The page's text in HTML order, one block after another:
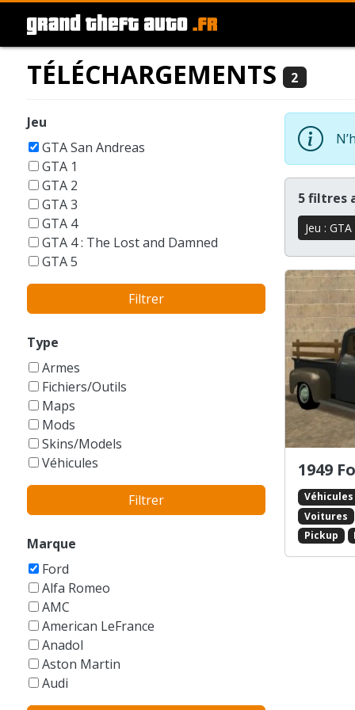
TÉLÉCHARGEMENTS 2
Jeu
GTA San Andreas
GTA 1
GTA 2
GTA 3
GTA 4
GTA 4 : The Lost and Damned
GTA 5
GTA 6
GTA Liberty City Stories
GTA London 1969
GTA Vice City
Filtrer
Type
Armes
Fichiers/Outils
Maps
Mods
Skins/Models
Véhicules
Filtrer
Marque
Ford
Alfa Romeo
AMC
American LeFrance
Anadol
Aston Martin
Audi
Austin
5 filtres
Jeu :
1949
Véhicules
Voitures
Pickup